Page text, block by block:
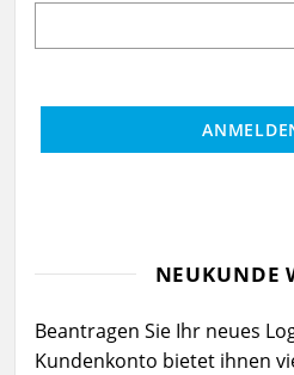
NEUKUNDE
Beantragen Sie Ihr neues
Kundenkonto bietet ihnen